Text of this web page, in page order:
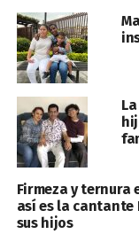
Firmeza y ternura
así es la
sus hijos